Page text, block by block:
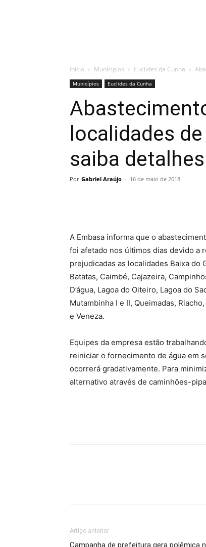
Início Municípios Euclides da Cunha
Municípios Euclides da Cunha
localidades
saiba detalhes
Por Gabriel Araújo - 16 de maio de 2018
A Embasa informa que o
foi afetado nos últimos dias devido a
prejudicadas as localidades Baixa do
Batatas, Caimbé, Cajazeira,
D’água, Lagoa do Oiteiro, Lagoa do
Mutambinha I e II, Queimadas,
e Veneza.
Equipes da empresa estão
reiniciar o fornecimento de água em
ocorrerá gradativamente. Para
alternativo através de caminhões-
Artigo anterior
Campanha de prefeitura gera polêmica